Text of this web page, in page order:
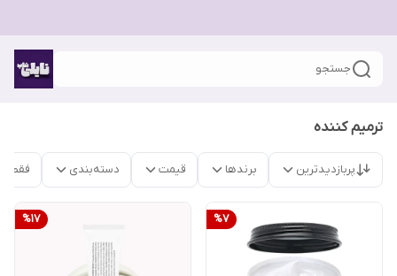
جستجو
ترمیم کننده
پربازدیدترین برندها قیمت دسته‌بندی فقط
%7
%17